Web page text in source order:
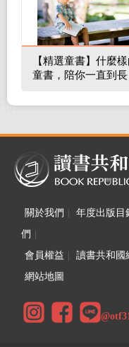
【精選童書】什麼
童書，陪你一直到長
關於我們 年度出版目
們
會員權益
讀書共和國
網站地圖